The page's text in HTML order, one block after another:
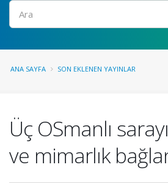
Ara
ANA SAYFA SON EKLENEN YAYINLAR
Üç OSmanlı
ve mimarlık